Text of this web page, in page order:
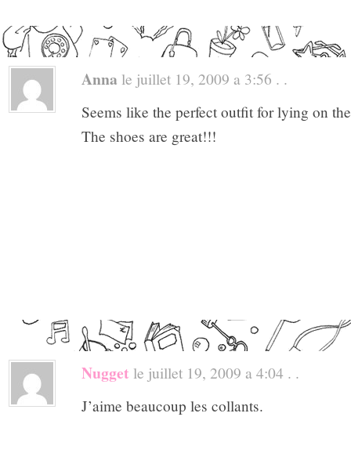
Anna le juillet 19, 2009 a 3:56 . .
Seems like the perfect outfit for lying on
The shoes are great!!!
Nugget le juillet 19, 2009 a 4:04 . .
J’aime beaucoup les collants.